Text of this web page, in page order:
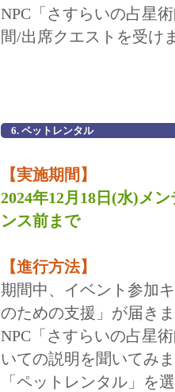
NPC「さすらいの占星
間/出席クエストを受け
6. ペットレンタル
【実施期間】
2024年12月18日(水)メ
ンス前まで
【進行方法】
期間中、イベント参加
のための支援」が届き
NPC「さすらいの占星
いての説明を聞いてみ
「ペットレンタル」を